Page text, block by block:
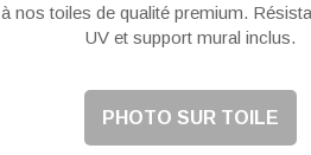
à nos toiles de qualité premium.
UV et support mural inclus.
PHOTO SUR TOILE